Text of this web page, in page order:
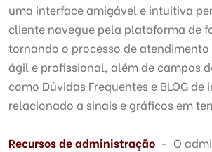
uma interface amigável e intuitiva
cliente navegue pela plataforma de
tornando o processo de
ágil e profissional, além de campos
como Dúvidas Frequentes e BLOG de
relacionado a sinais e gráficos em
Recursos de administração - O